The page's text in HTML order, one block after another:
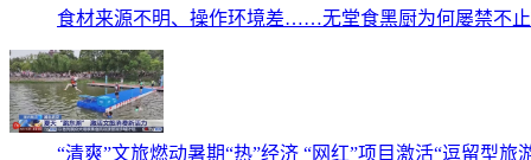
食材来源不明、操作环境差……无堂食黑厨为何屡禁不止
“清爽”文旅燃动暑期“热”经济 “网红”项目激活“逗留型旅